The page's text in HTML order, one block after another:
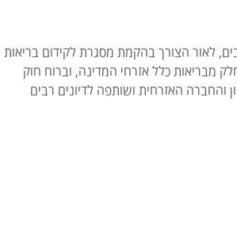
ביוזמת מספר רופאים יהודים וערבים, לאור הצורך בהקמת מסגרת לקידום בריאות
מבריאות כלל אזרחי המדינה, וברוח חוק
והחברה האזרחית ושותפה לדיונים רבים